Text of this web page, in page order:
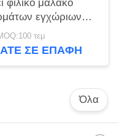
φιλικό μαλακό
εγχώριων
τεμ
ΣΕ ΕΠΑΦΉ
Όλα